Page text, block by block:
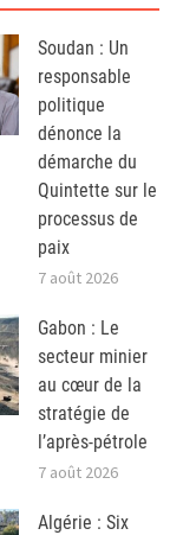
Soudan : Un
responsable
politique
dénonce la
démarche du
Quintette sur le
processus de
paix
7 août 2026
Gabon : Le
secteur minier
au cœur de la
stratégie de
l’après-pétrole
7 août 2026
Algérie : Six